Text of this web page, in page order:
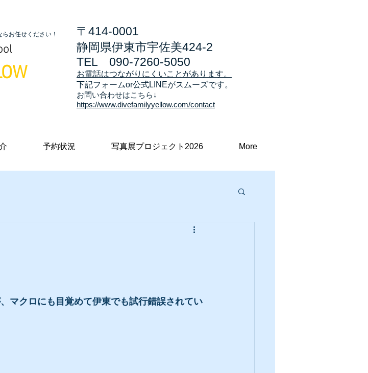
お任せください！
〒414-0001
静岡県伊東市宇佐美424-2
TEL 090-7260-5050
お電話はつながりにくいことがあります。
​下記フォームor公式LINEがスムーズです。
お問い合わせはこちら↓
https://www.divefamilyyellow.com/contact
予約状況 写真展プロジェクト2026 More
マクロにも目覚めて伊東でも試行錯誤されてい